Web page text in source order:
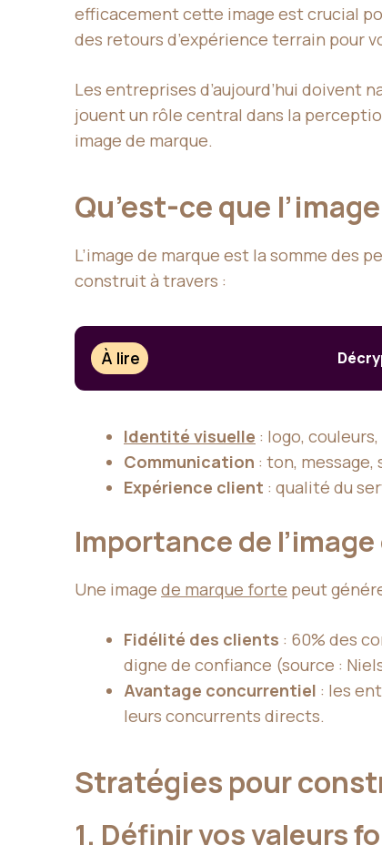
efficacement cette image est crucial
des retours d’expérience terrain pour
Les entreprises d’aujourd’hui doivent
jouent un rôle central dans la
image de marque.
Qu’est-ce que
L’image de marque est la somme des
construit à travers :
À lire
Identité visuelle : logo,
Communication : ton,
Expérience client : qualité du
Importance de
Une image de marque forte peut
Fidélité des clients : 60% des
digne de confiance (source :
Avantage concurrentiel : les
leurs concurrents directs.
Stratégies pour
1. Définir vos valeurs